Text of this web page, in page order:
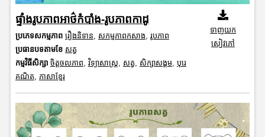
ផ្ទាំងរូបភាពអាថ៌កំបាំង-រូបភាពកាដូ
ប្រភេទសកម្មភាព រឿងនិទាន, សកម្មភាពកសាង, រូបភាព
ប្រធានបទតាមខែ សត្វ
កម្មវិធីសិក្សា ចិត្តចលភាព, វិទ្យាសាស្រ្ត, សត្វ, សិក្សាសង្គម, បុរេ
គណិត, ភាសាខ្មែរ
ទាញយក
សៀវភៅ